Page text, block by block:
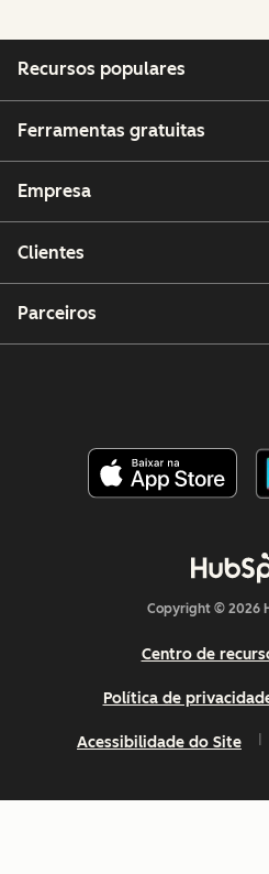
Recursos populares
Ferramentas gratuitas
Empresa
Clientes
Parceiros
Copyright © 2026
Centro de
Política de
Acessibilidade do Site